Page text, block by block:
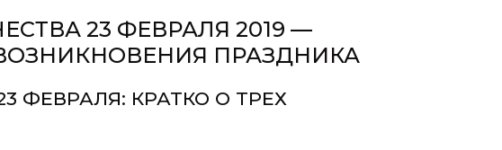
23 ФЕВРАЛЯ 2019 —
ПРАЗДНИКА
ФЕВРАЛЯ: КРАТКО О ТРЕХ